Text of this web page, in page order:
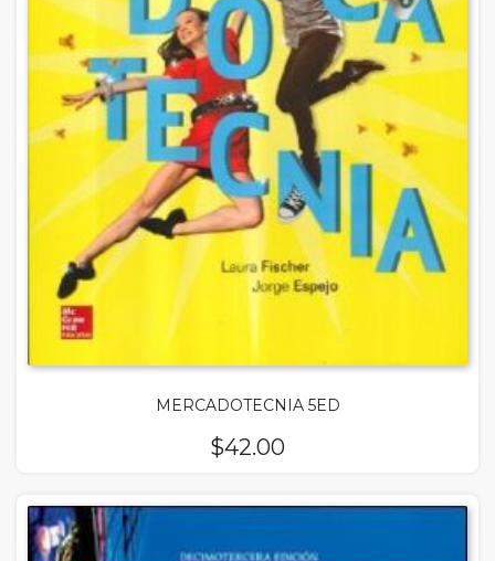
MERCADOTECNIA 5ED
$42.00